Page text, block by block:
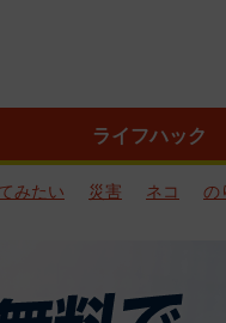
ライフハック
みたい 災害 ネコ の